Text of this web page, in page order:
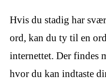
Hvis du stadig har
ord, kan du ty til en
internettet. Der findes
hvor du kan indtaste